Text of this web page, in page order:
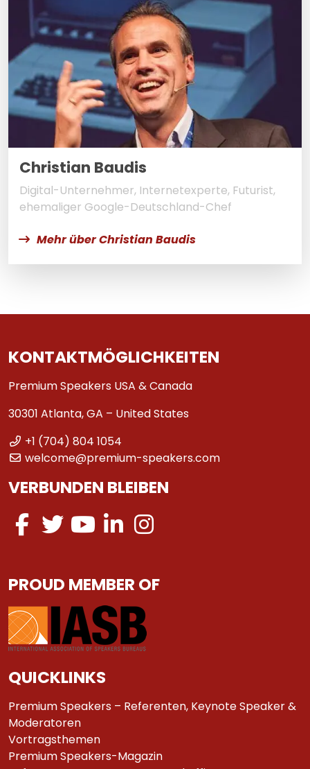
Christian Baudis
Digital-Unternehmer, Internetexperte, Futurist,
ehemaliger Google-Deutschland-Chef
Mehr über Christian Baudis
KONTAKTMÖGLICHKEITEN
Premium Speakers USA & Canada
30301 Atlanta, GA – United States
+1 (704) 804 1054
welcome@premium-speakers.com
VERBUNDEN BLEIBEN
PROUD MEMBER OF
QUICKLINKS
Premium Speakers – Referenten, Keynote Speaker &
Moderatoren
Vortragsthemen
Premium Speakers-Magazin